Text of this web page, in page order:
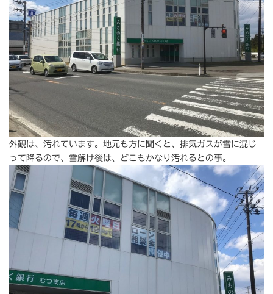
外観は、汚れています。地元も方に聞くと、排気ガスが雪に混じ
って降るので、雪解け後は、どこもかなり汚れるとの事。